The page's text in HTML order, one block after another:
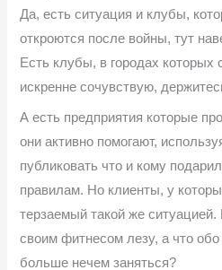
Да, есть ситуация и клубы,
откроются после войны, тут
Есть клубы, в городах которых
искренне сочувствую,
А есть предприятия которые
они активно помогают,
публиковать что и кому
правилам. Но клиенты, у
терзаемый такой же ситуацией.
своим фитнесом лезу, а что
больше нечем заняться?